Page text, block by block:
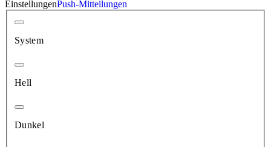
EinstellungenPush-Mitteilungen
System
Hell
Dunkel